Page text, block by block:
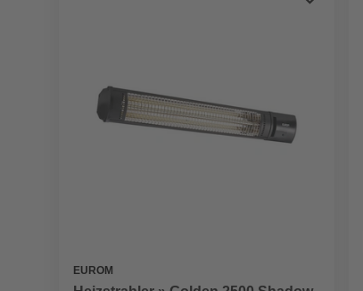
EUROM